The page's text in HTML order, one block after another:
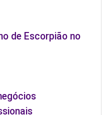
de Escorpião no